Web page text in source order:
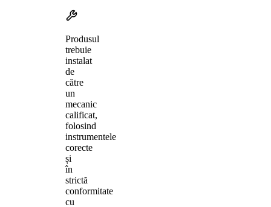
Produsul
trebuie
instalat
de
către
un
mecanic
calificat,
folosind
instrumentele
corecte
și
în
strictă
conformitate
cu